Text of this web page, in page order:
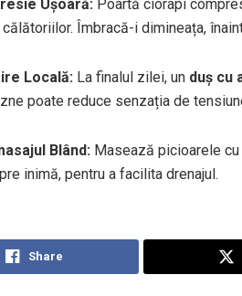
Ușoară: Poartă ciorapi
Îmbracă-i dimineața,
Locală: La finalul zilei, un duș cu
poate reduce senzația de
Blând: Masează picioarele
inimă, pentru a facilita drenajul.
Share